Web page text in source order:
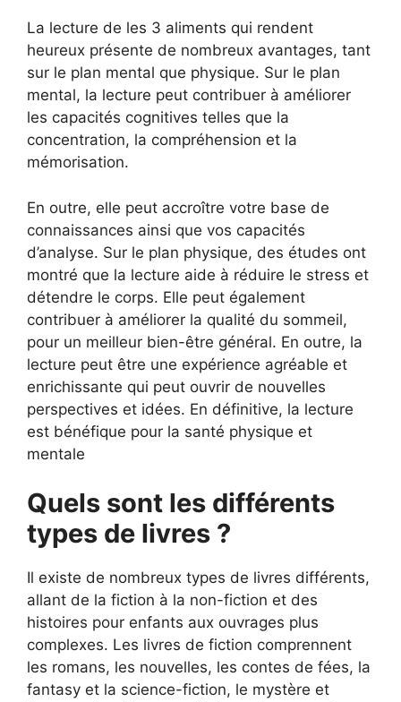
La lecture de les 3 aliments qui rendent
heureux présente de nombreux avantages, tant
sur le plan mental que physique. Sur le plan
mental, la lecture peut contribuer à améliorer
les capacités cognitives telles que la
concentration, la compréhension et la
mémorisation.
En outre, elle peut accroître votre base de
connaissances ainsi que vos capacités
d’analyse. Sur le plan physique, des études ont
montré que la lecture aide à réduire le stress et
détendre le corps. Elle peut également
contribuer à améliorer la qualité du sommeil,
pour un meilleur bien-être général. En outre, la
lecture peut être une expérience agréable et
enrichissante qui peut ouvrir de nouvelles
perspectives et idées. En définitive, la lecture
est bénéfique pour la santé physique et
mentale
Quels sont les différents
types de livres ?
Il existe de nombreux types de livres différents,
allant de la fiction à la non-fiction et des
histoires pour enfants aux ouvrages plus
complexes. Les livres de fiction comprennent
les romans, les nouvelles, les contes de fées, la
fantasy et la science-fiction, le mystère et